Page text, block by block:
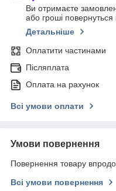
Ви отримаєте
або гроші
Детальніше
Оплатити частинами
Післяплата
Оплата на рахунок
Всі умови оплати
Умови повернення
Повернення товару
Всі умови повернення